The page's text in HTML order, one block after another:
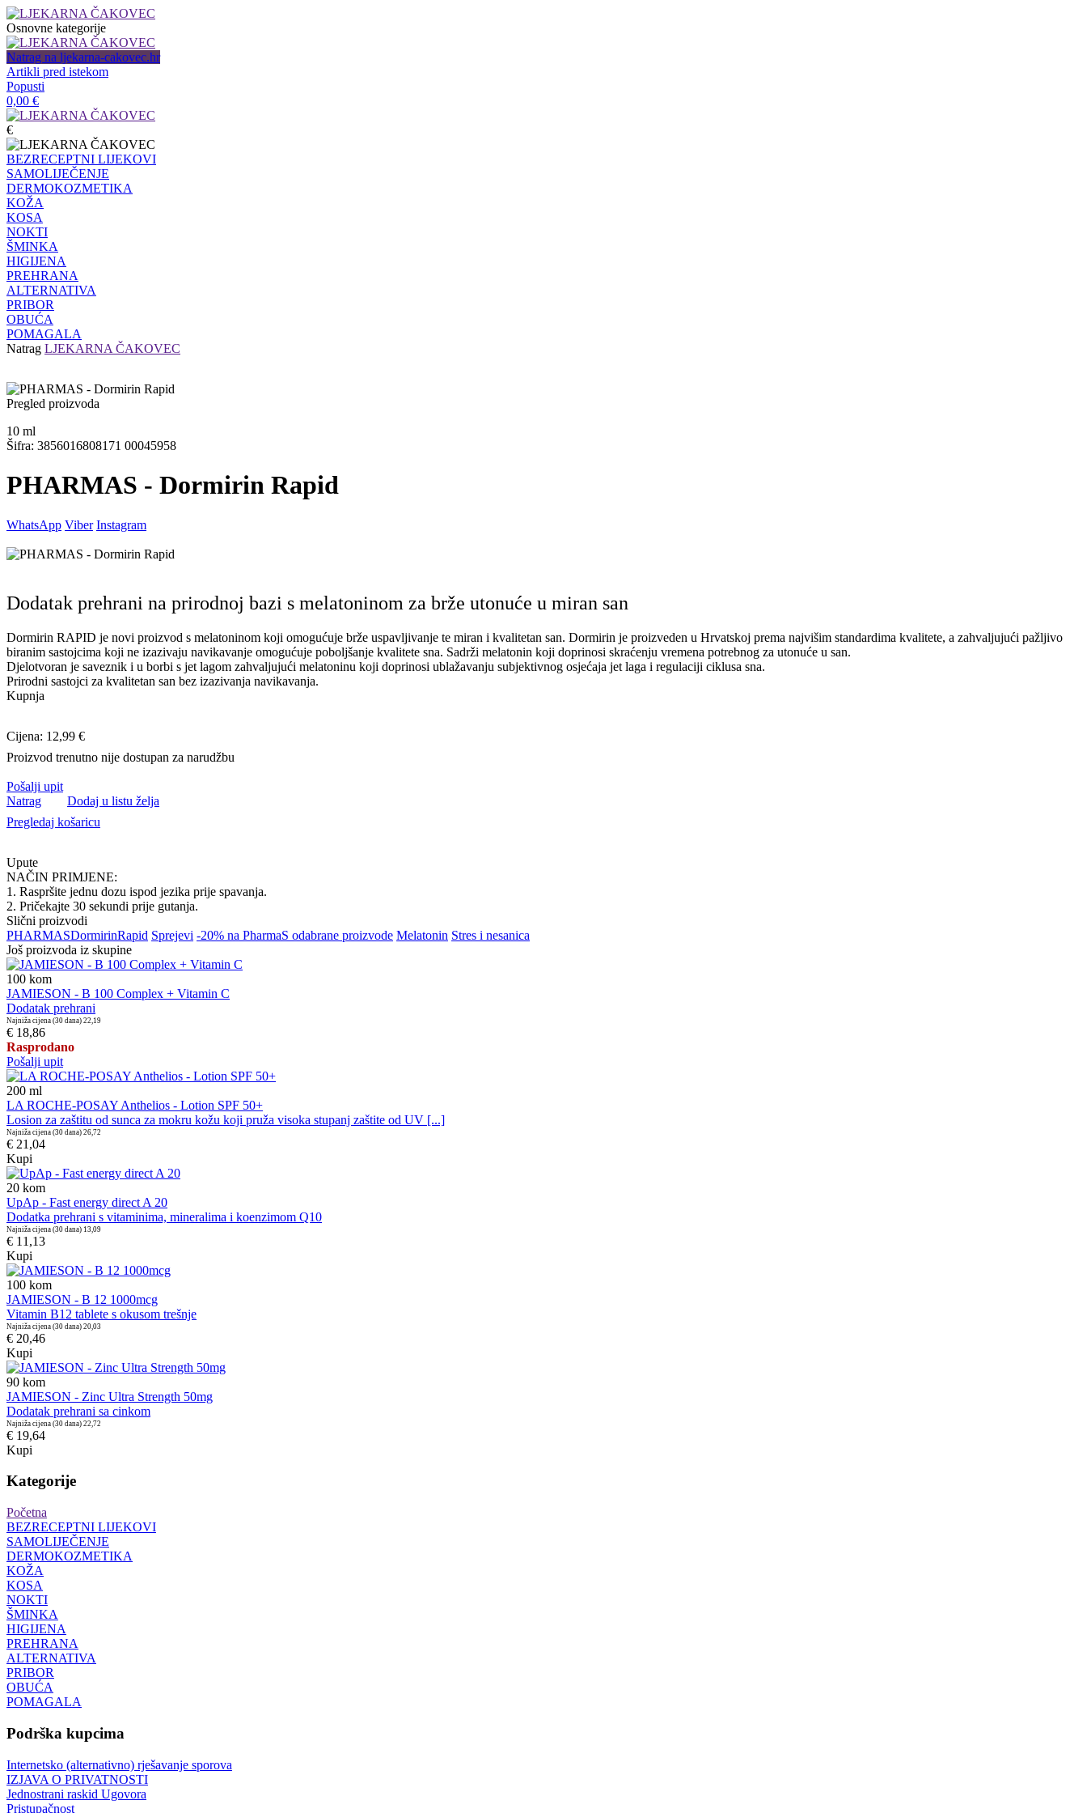
Osnovne kategorije
Natrag na ljekarna-cakovec.hr
Artikli pred istekom
Popusti
0,00 €
€
BEZRECEPTNI LIJEKOVI
SAMOLIJEČENJE
DERMOKOZMETIKA
KOŽA
KOSA
NOKTI
ŠMINKA
HIGIJENA
PREHRANA
ALTERNATIVA
PRIBOR
OBUĆA
POMAGALA
Natrag LJEKARNA ČAKOVEC
Pregled proizvoda
10 ml
Šifra: 3856016808171 00045958
PHARMAS - Dormirin Rapid
WhatsApp Viber Instagram
Dodatak prehrani na prirodnoj bazi s melatoninom za brže utonuće u miran san
Dormirin RAPID je novi proizvod s melatoninom koji omogućuje brže uspavljivanje te miran i kvalitetan san. Dormirin je proizveden u Hrvatskoj prema najvišim standardima kvalitete, a zahvaljujući pažljivo
biranim sastojcima koji ne izazivaju navikavanje omogućuje poboljšanje kvalitete sna. Sadrži melatonin koji doprinosi skraćenju vremena potrebnog za utonuće u san.
Djelotvoran je saveznik i u borbi s jet lagom zahvaljujući melatoninu koji doprinosi ublažavanju subjektivnog osjećaja jet laga i regulaciji ciklusa sna.
Prirodni sastojci za kvalitetan san bez izazivanja navikavanja.
Kupnja
Cijena: 12,99 €
Proizvod trenutno nije dostupan za narudžbu
Pošalji upit
Natrag
Dodaj u listu želja
Pregledaj košaricu
Upute
NAČIN PRIMJENE:
1. Raspršite jednu dozu ispod jezika prije spavanja.
2. Pričekajte 30 sekundi prije gutanja.
Slični proizvodi
PHARMASDormirinRapid Sprejevi -20% na PharmaS odabrane proizvode Melatonin Stres i nesanica
Još proizvoda iz skupine
100 kom
JAMIESON - B 100 Complex + Vitamin C
Dodatak prehrani
Najniža cijena (30 dana) 22,19
€ 18,86
Rasprodano
Pošalji upit
200 ml
LA ROCHE-POSAY Anthelios - Lotion SPF 50+
Losion za zaštitu od sunca za mokru kožu koji pruža visoka stupanj zaštite od UV [...]
Najniža cijena (30 dana) 26,72
€ 21,04
Kupi
20 kom
UpAp - Fast energy direct A 20
Dodatka prehrani s vitaminima, mineralima i koenzimom Q10
Najniža cijena (30 dana) 13,09
€ 11,13
Kupi
100 kom
JAMIESON - B 12 1000mcg
Vitamin B12 tablete s okusom trešnje
Najniža cijena (30 dana) 20,03
€ 20,46
Kupi
90 kom
JAMIESON - Zinc Ultra Strength 50mg
Dodatak prehrani sa cinkom
Najniža cijena (30 dana) 22,72
€ 19,64
Kupi
Kategorije
Početna
BEZRECEPTNI LIJEKOVI
SAMOLIJEČENJE
DERMOKOZMETIKA
KOŽA
KOSA
NOKTI
ŠMINKA
HIGIJENA
PREHRANA
ALTERNATIVA
PRIBOR
OBUĆA
POMAGALA
Podrška kupcima
Internetsko (alternativno) rješavanje sporova
IZJAVA O PRIVATNOSTI
Jednostrani raskid Ugovora
Pristupačnost